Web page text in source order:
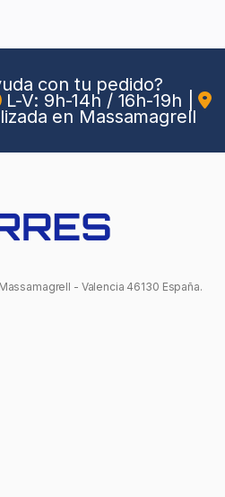
con tu pedido?
L-V: 9h-14h / 16h-19h
en Massamagrell
- Valencia 46130 España.